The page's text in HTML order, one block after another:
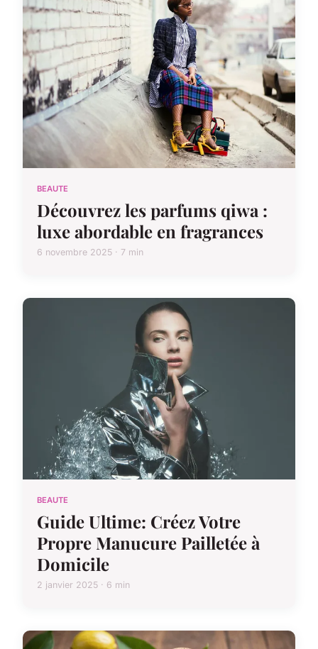
BEAUTE
Découvrez les parfums qiwa :
luxe abordable en fragrances
6 novembre 2025 · 7 min
BEAUTE
Guide Ultime: Créez Votre
Propre Manucure Pailletée à
Domicile
2 janvier 2025 · 6 min